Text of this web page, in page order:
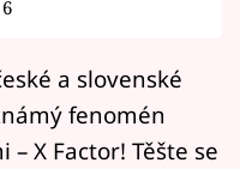
Vary
a slovenské
fenomén
X Factor! Těšte se